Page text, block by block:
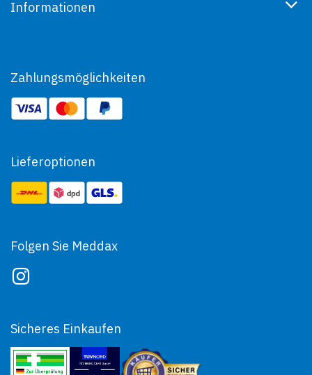
Informationen
Zahlungsmöglichkeiten
Lieferoptionen
Folgen Sie Meddax
Sicheres Einkaufen